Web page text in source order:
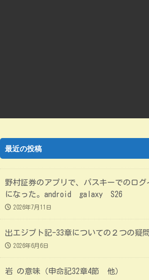
最近の投稿
野村証券のアプリで、パスキーでのログ
になった。android galaxy S26
2026年7月11日
出エジプト記-33章についての２つの疑問
2026年6月6日
岩 の意味（申命記32章4節 他）